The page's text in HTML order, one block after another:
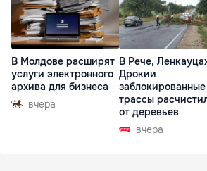
В Молдове расширят
услуги электронного
архива для бизнеса
вчера
В Рече,
Дрокии
заблокированные
трассы
от деревьев
вчера